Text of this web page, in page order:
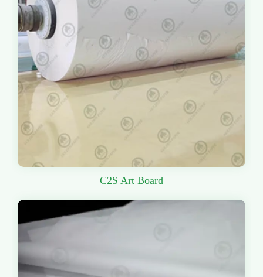
C2S Art Board